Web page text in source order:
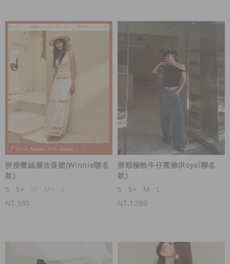
拼接蕾絲層次長裙(Winnie聯名
款)
S
S+
NT.980
滑順極軟牛仔寬褲(Royal聯名
款)
S
S+ M
L
NT.1,380